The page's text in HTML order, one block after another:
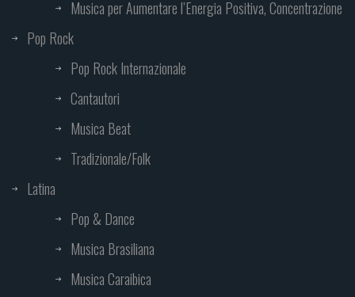
Musica per Aumentare l’Energia Positiva, Concentrazione
Pop Rock
Pop Rock Internazionale
Cantautori
Musica Beat
Tradizionale/Folk
Latina
Pop & Dance
Musica Brasiliana
Musica Caraibica